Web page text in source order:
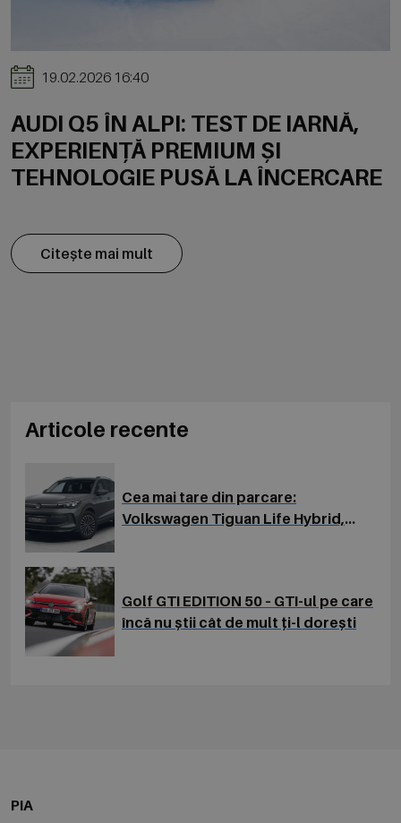
19.02.2026 16:40
AUDI Q5 ÎN ALPI: TEST DE IARNĂ,
EXPERIENȚĂ PREMIUM ȘI
TEHNOLOGIE PUSĂ LA ÎNCERCARE
Citește mai mult
Articole recente
Cea mai tare din parcare:
Volkswagen Tiguan Life Hybrid,
Golf GTI EDITION 50 – GTI-ul pe care
încă nu știi cât de mult ți-l dorești
PIA